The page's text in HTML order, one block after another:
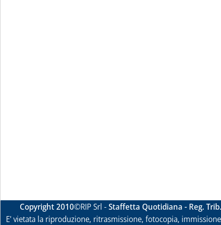
Copyright 2010©RIP Srl -Staffetta Quotidiana - Reg.
E' vietata la riproduzione, ritrasmissione, fotocopia,